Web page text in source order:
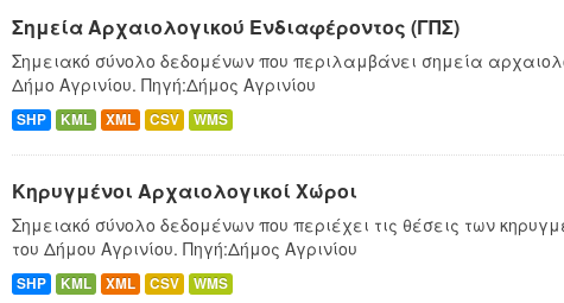
Σημεία Αρχαιολογικού Ενδιαφέροντος (ΓΠΣ)
Σημειακό σύνολο δεδομένων που περιλαμβάνει σημεία
Δήμο Αγρινίου. Πηγή:Δήμος Αγρινίου
SHP KML XML CSV WMS
Κηρυγμένοι Αρχαιολογικοί Χώροι
Σημειακό σύνολο δεδομένων που περιέχει τις θέσεις των
του Δήμου Αγρινίου. Πηγή:Δήμος Αγρινίου
SHP KML XML CSV WMS